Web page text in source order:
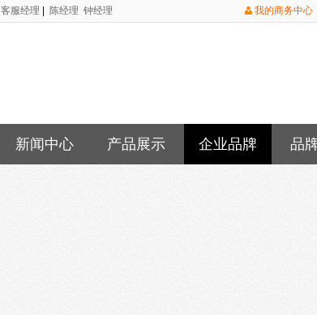
我的商务中心
服经理 陈经理 钟经理
新闻中心 产品展示 企业品牌 品